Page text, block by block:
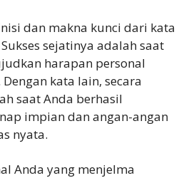
dan makna kunci dari kata
Sukses sejatinya adalah saat
harapan personal
Dengan kata lain, secara
saat Anda berhasil
impian dan angan-angan
nyata.
Anda yang menjelma